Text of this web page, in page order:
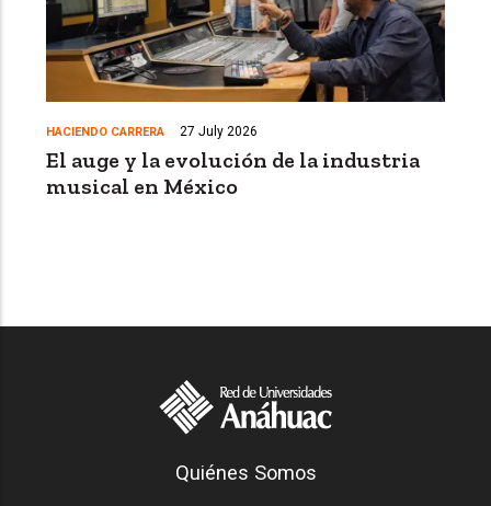
HACIENDO CARRERA 27 July 2026
El auge y la evolución de la industria
musical en México
Generación Anáhuac
Quiénes Somos